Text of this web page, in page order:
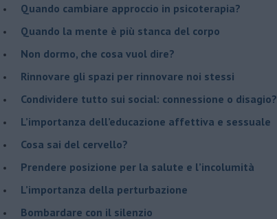
Quando cambiare approccio in psicoterapia?
​Quando la mente è più stanca del corpo
Non dormo, che cosa vuol dire?
​Rinnovare gli spazi per rinnovare noi stessi
​Condividere tutto sui social: connessione o disagio?
​L’importanza dell’educazione affettiva e sessuale
​Cosa sai del cervello?
Prendere posizione per la salute e l’incolumità
L’importanza della perturbazione
​Bombardare con il silenzio